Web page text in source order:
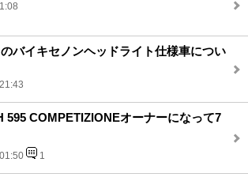
バイキセノンヘッドライト仕様車につい
595 COMPETIZIONEオーナーになって7
1